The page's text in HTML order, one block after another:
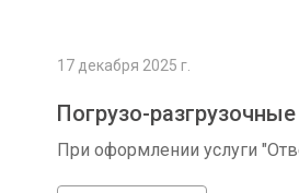
17 декабря 2025 г.
Погрузо-
При оформлении услуги